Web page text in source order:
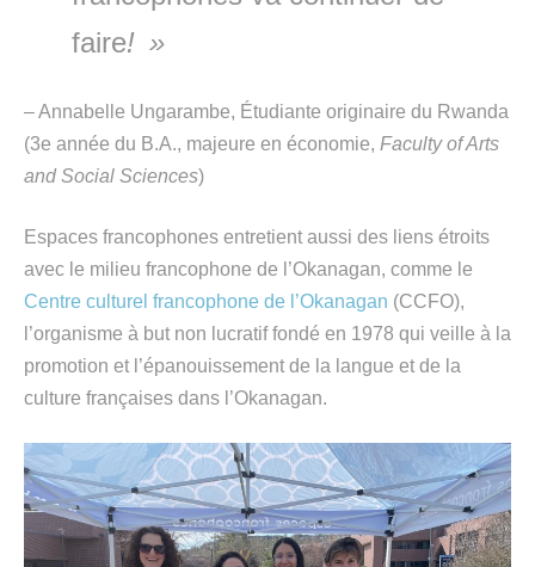
faire! »
– Annabelle Ungarambe, Étudiante originaire du Rwanda
(3e année du B.A., majeure en économie, Faculty of Arts
and Social Sciences)
Espaces francophones entretient aussi des liens étroits
avec le milieu francophone de l’Okanagan, comme le
Centre culturel francophone de l’Okanagan (CCFO),
l’organisme à but non lucratif fondé en 1978 qui veille à la
promotion et l’épanouissement de la langue et de la
culture françaises dans l’Okanagan.